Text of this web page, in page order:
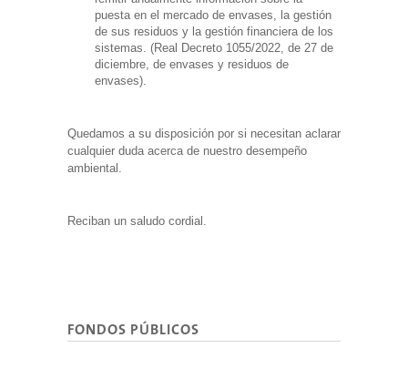
puesta en el mercado de envases, la gestión
de sus residuos y la gestión financiera de los
sistemas. (Real Decreto 1055/2022, de 27 de
diciembre, de envases y residuos de
envases).
Quedamos a su disposición por si necesitan aclarar
cualquier duda acerca de nuestro desempeño
ambiental.
Reciban un saludo cordial.
FONDOS PÚBLICOS